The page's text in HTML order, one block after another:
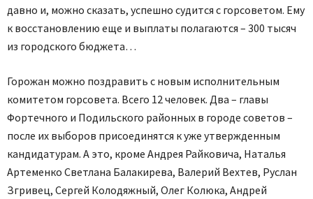
давно и, можно сказать, успешно судится с горсоветом. Ему
к восстановлению еще и выплаты полагаются – 300 тысяч
из городского бюджета…
Горожан можно поздравить с новым исполнительным
комитетом горсовета. Всего 12 человек. Два – главы
Фортечного и Подильского районных в городе советов –
после их выборов присоединятся к уже утвержденным
кандидатурам. А это, кроме Андрея Райковича, Наталья
Артеменко Светлана Балакирева, Валерий Вехтев, Руслан
Згривец, Сергей Колодяжный, Олег Колюка, Андрей